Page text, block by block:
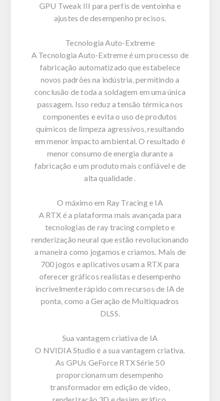
GPU Tweak III para perfis de ventoinha e
ajustes de desempenho precisos.
Tecnologia Auto-Extreme
A Tecnologia Auto-Extreme é um processo de
fabricação automatizado que estabelece
novos padrões na indústria, permitindo a
conclusão de toda a soldagem em uma única
passagem. Isso reduz a tensão térmica nos
componentes e evita o uso de produtos
químicos de limpeza agressivos, resultando
em menor impacto ambiental. O resultado é
menor consumo de energia durante a
fabricação e um produto mais confiável e de
alta qualidade .
O máximo em Ray Tracing e IA
A RTX é a plataforma mais avançada para
tecnologias de ray tracing completo e
renderização neural que estão revolucionando
a maneira como jogamos e criamos. Mais de
700 jogos e aplicativos usam a RTX para
oferecer gráficos realistas e desempenho
incrivelmente rápido com recursos de IA de
ponta, como a Geração de Multiquadros
DLSS.
Sua vantagem criativa de IA
O NVIDIA Studio é a sua vantagem criativa.
As GPUs GeForce RTX Série 50
proporcionam um desempenho
transformador em edição de vídeo,